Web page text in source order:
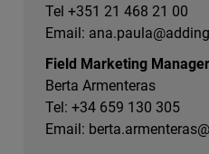
Tel +351 21 468 21 00
Email:
Field Marketing
Berta Armenteras
Tel: +34 659 130 305
Email: